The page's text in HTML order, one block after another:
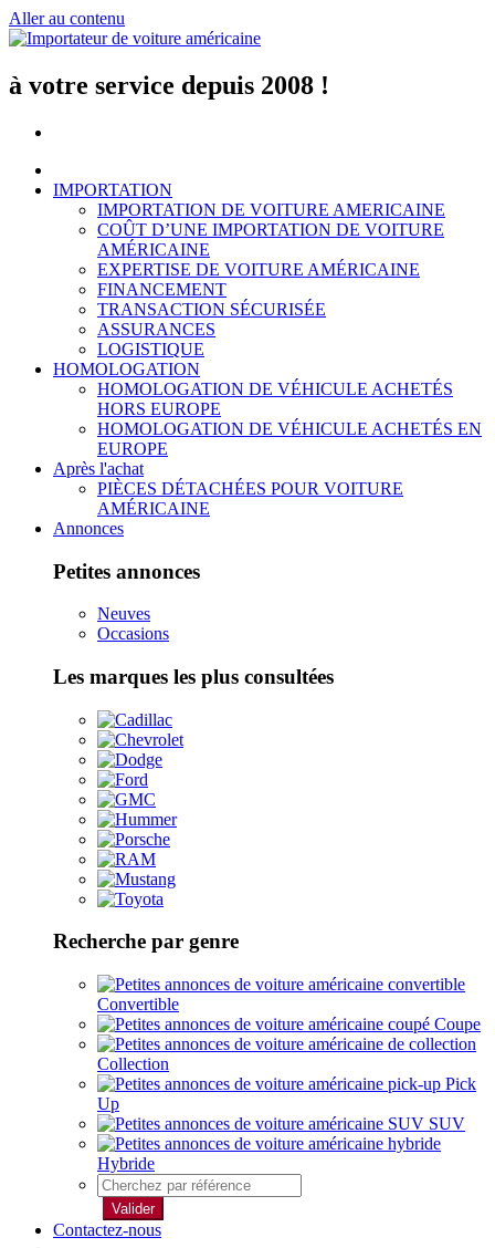
Aller au contenu
à votre service depuis 2008 !
IMPORTATION
IMPORTATION DE VOITURE AMERICAINE
COÛT D’UNE IMPORTATION DE VOITURE
AMÉRICAINE
EXPERTISE DE VOITURE AMÉRICAINE
FINANCEMENT
TRANSACTION SÉCURISÉE
ASSURANCES
LOGISTIQUE
HOMOLOGATION
HOMOLOGATION DE VÉHICULE ACHETÉS
HORS EUROPE
HOMOLOGATION DE VÉHICULE ACHETÉS EN
EUROPE
Après l'achat
PIÈCES DÉTACHÉES POUR VOITURE
AMÉRICAINE
Annonces
Petites annonces
Neuves
Occasions
Les marques les plus consultées
Recherche par genre
Convertible
Coupe
Collection
Pick
Up
SUV
Hybride
Valider
Contactez-nous